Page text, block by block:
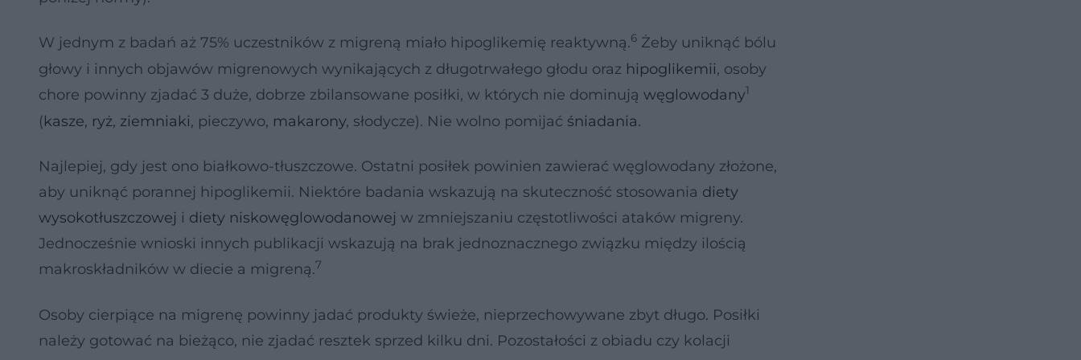
W jednym z badań aż 75% uczestników z migreną miało hipoglikemię reaktywną.6 Żeby uniknąć bólu
głowy i innych objawów migrenowych wynikających z długotrwałego głodu oraz hipoglikemii, osoby
chore powinny zjadać 3 duże, dobrze zbilansowane posiłki, w których nie dominują węglowodany1
(kasze, ryż, ziemniaki, pieczywo, makarony, słodycze). Nie wolno pomijać śniadania.
Najlepiej, gdy jest ono białkowo-tłuszczowe. Ostatni posiłek powinien zawierać węglowodany złożone,
aby uniknąć porannej hipoglikemii. Niektóre badania wskazują na skuteczność stosowania diety
wysokotłuszczowej i diety niskowęglowodanowej w zmniejszaniu częstotliwości ataków migreny.
Jednocześnie wnioski innych publikacji wskazują na brak jednoznacznego związku między ilością
makroskładników w diecie a migreną.7
Osoby cierpiące na migrenę powinny jadać produkty świeże, nieprzechowywane zbyt długo. Posiłki
należy gotować na bieżąco, nie zjadać resztek sprzed kilku dni. Pozostałości z obiadu czy kolacji